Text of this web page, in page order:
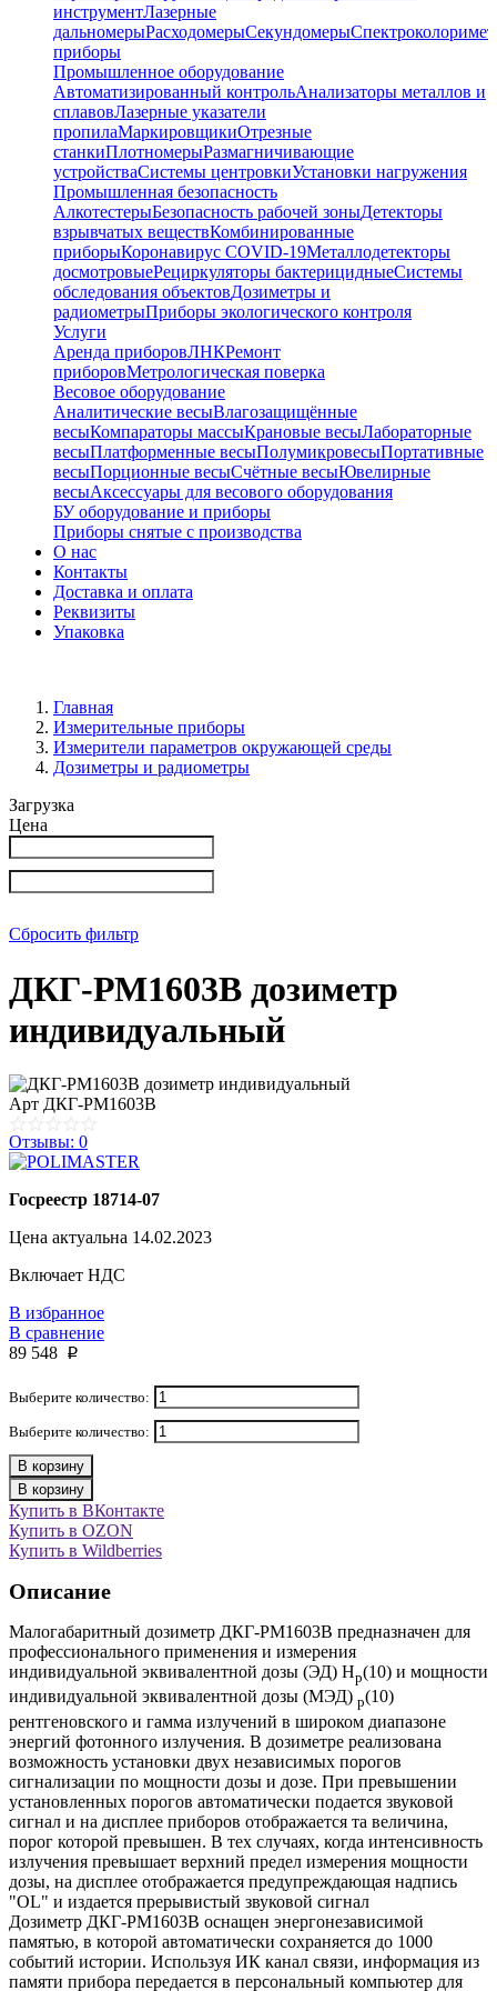
инструментЛазерные
дальномерыРасходомерыСекундомеры
приборы
Промышленное оборудование
Автоматизированный контрольАнализаторы металлов и
сплавовЛазерные указатели
пропилаМаркировщикиОтрезные
станкиПлотномерыРазмагничивающие
устройстваСистемы центровкиУстановки нагружения
Промышленная безопасность
АлкотестерыБезопасность рабочей зоныДетекторы
взрывчатых веществКомбинированные
приборыКоронавирус COVID-19Металлодетекторы
досмотровыеРециркуляторы бактерицидныеСистемы
обследования объектовДозиметры и
радиометрыПриборы экологического контроля
Услуги
Аренда приборовЛНКРемонт
приборовМетрологическая поверка
Весовое оборудование
Аналитические весыВлагозащищённые
весыКомпараторы массыКрановые весыЛабораторные
весыПлатформенные весыПолумикровесыПортативные
весыПорционные весыСчётные весыЮвелирные
весыАксессуары для весового оборудования
БУ оборудование и приборы
Приборы снятые с производства
О нас
Контакты
Доставка и оплата
Реквизиты
Упаковка
Главная
Измерительные приборы
Измерители параметров окружающей среды
Дозиметры и радиометры
Загрузка
Цена
Сбросить фильтр
ДКГ-РМ1603В дозиметр
индивидуальный
Арт ДКГ-РМ1603В
Отзывы: 0
Госреестр 18714-07
Цена актуальна 14.02.2023
Включает НДС
В избранное
В сравнение
89 548 p
Выберите количество:
Выберите количество:
В корзину
В корзину
Купить в ВКонтакте
Купить в OZON
Купить в Wildberries
Описание
Малогабаритный дозиметр ДКГ-РМ1603В предназначен для
профессионального применения и измерения
индивидуальной эквивалентной дозы (ЭД) Hp(10) и мощности
индивидуальной эквивалентной дозы (МЭД) p(10)
рентгеновского и гамма излучений в широком диапазоне
энергий фотонного излучения. В дозиметре реализована
возможность установки двух независимых порогов
сигнализации по мощности дозы и дозе. При превышении
установленных порогов автоматически подается звуковой
сигнал и на дисплее приборов отображается та величина,
порог которой превышен. В тех случаях, когда интенсивность
излучения превышает верхний предел измерения мощности
дозы, на дисплее отображается предупреждающая надпись
"OL" и издается прерывистый звуковой сигнал
Дозиметр ДКГ-РМ1603В оснащен энергонезависимой
памятью, в которой автоматически сохраняется до 1000
событий истории. Используя ИК канал связи, информация из
памяти прибора передается в персональный компьютер для